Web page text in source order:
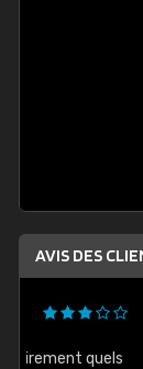
AVIS DES
Christian
"J'ai trouvé le